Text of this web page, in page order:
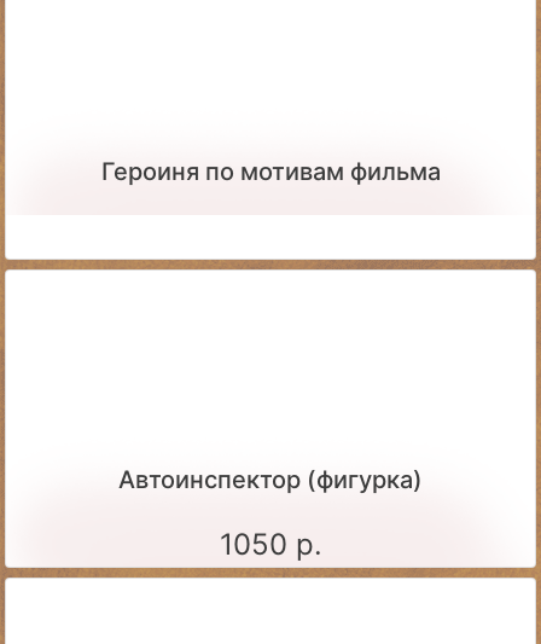
Героиня по мотивам фильма
Автоинспектор (фигурка)
1050 р.